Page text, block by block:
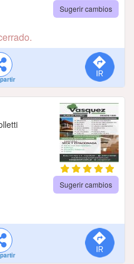
Sugerir cambios
Sugerir cambios